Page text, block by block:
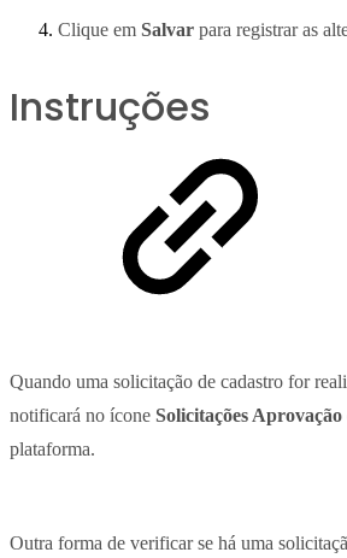
Clique em Salvar para registrar as
Instruções
Quando uma solicitação de cadastro for
notificará no ícone Solicitações Aprovação
plataforma.
Outra forma de verificar se há uma